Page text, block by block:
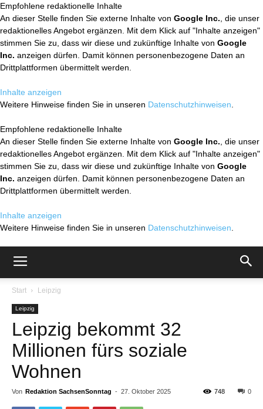
Empfohlene redaktionelle Inhalte
An dieser Stelle finden Sie externe Inhalte von Google Inc. , die unser
redaktionelles Angebot ergänzen. Mit dem Klick auf "Inhalte anzeigen"
stimmen Sie zu, dass wir diese und zukünftige Inhalte von Google
Inc. anzeigen dürfen. Damit können personenbezogene Daten an
Drittplattformen übermittelt werden.
Inhalte anzeigen
Weitere Hinweise finden Sie in unseren Datenschutzhinweisen
Empfohlene redaktionelle Inhalte
An dieser Stelle finden Sie externe Inhalte von Google Inc. , die unser
redaktionelles Angebot ergänzen. Mit dem Klick auf "Inhalte anzeigen"
stimmen Sie zu, dass wir diese und zukünftige Inhalte von Google
Inc. anzeigen dürfen. Damit können personenbezogene Daten an
Drittplattformen übermittelt werden.
Inhalte anzeigen
Weitere Hinweise finden Sie in unseren Datenschutzhinweisen
Start Leipzig
Leipzig
Leipzig bekommt 32
Millionen fürs soziale
Wohnen
Von Redaktion SachsenSonntag - 27. Oktober 2025 0
748